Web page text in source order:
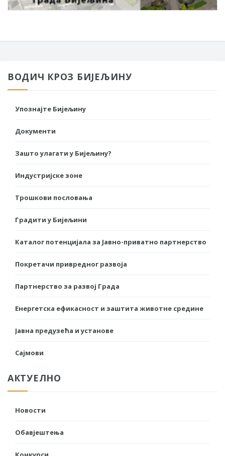
ВОДИЧ КРОЗ БИЈЕЉИНУ
Упознајте Бијељину
Документи
Зашто улагати у Бијељину?
Индустријске зоне
Трошкови пословања
Градити у Бијељини
Каталог потенцијала за Јавно-приватно партнерство
Покретачи привредног развоја
Партнерство за развој Града
Енергетска ефикасност и заштита животне средине
Јавна предузећа и установе
Сајмови
АКТУЕЛНО
Новости
Обавјештења